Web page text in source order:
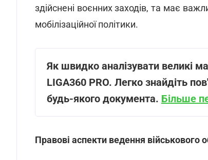
здійснені воєнних заходів, та має
мобілізаційної політики.
Як швидко аналізувати великі
LIGA360 PRO. Легко знайдіть
будь-якого документа. Більше
Правові аспекти ведення військового